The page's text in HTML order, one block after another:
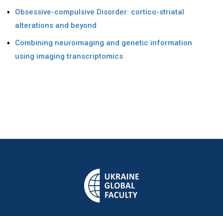
Obsessive-compulsive Disorder: cortico-striatal
alterations and beyond
Combining neuroimaging and genetic information
using imaging transcriptomics